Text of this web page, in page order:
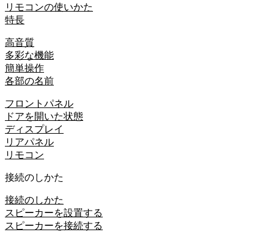
リモコンの使いかた
特長
高音質
多彩な機能
簡単操作
各部の名前
フロントパネル
ドアを開いた状態
ディスプレイ
リアパネル
リモコン
接続のしかた
接続のしかた
スピーカーを設置する
スピーカーを接続する